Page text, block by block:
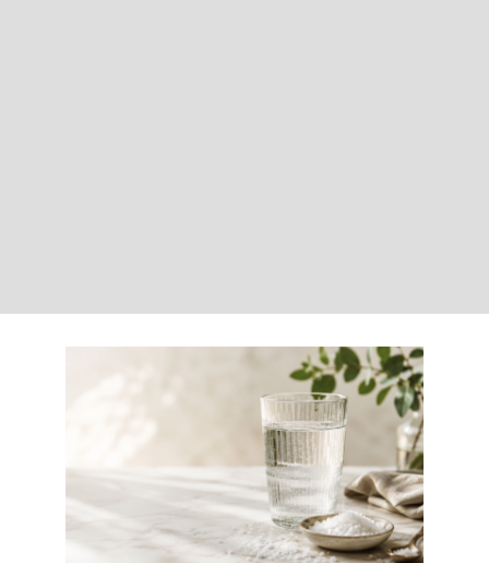
O sal da vida: porque
precisamos de sódio na
medida certa